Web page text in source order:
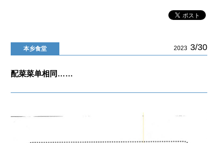
本乡食堂 2023 3/30
配菜菜单相同……